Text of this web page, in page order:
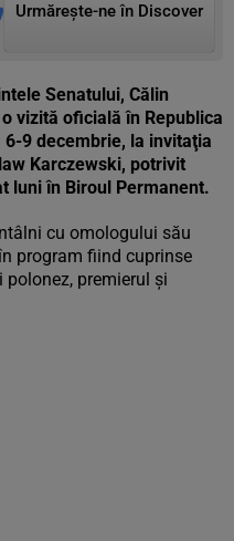
Urmărește-ne în Discover
Senatului, Călin
vizită oficială în Republica
9 decembrie, la invitaţia
Karczewski, potrivit
luni în Biroul Permanent.
cu omologului său
program fiind cuprinse
premierul şi